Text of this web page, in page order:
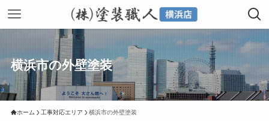
横浜市の外壁塗装
ホーム 工事対応エリア 横浜市の外壁塗装